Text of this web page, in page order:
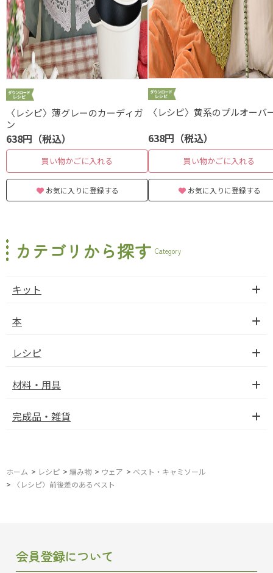
〈レシピ〉薄グレーのカーディガ
ン
638円（税込）
買い物かごに入れる
お気に入りに登録する
〈レシピ〉黄系のプルオーバ
638円（税込）
買い物かごに入れる
お気に入りに登録する
カテゴリから探す Category
キット
本
レシピ
材料・用具
完成品・雑貨
ホーム > レシピ > 編み物 > ウェア > ベスト・キャミソール
>
〈レシピ〉前後差のあるベスト
会員登録について